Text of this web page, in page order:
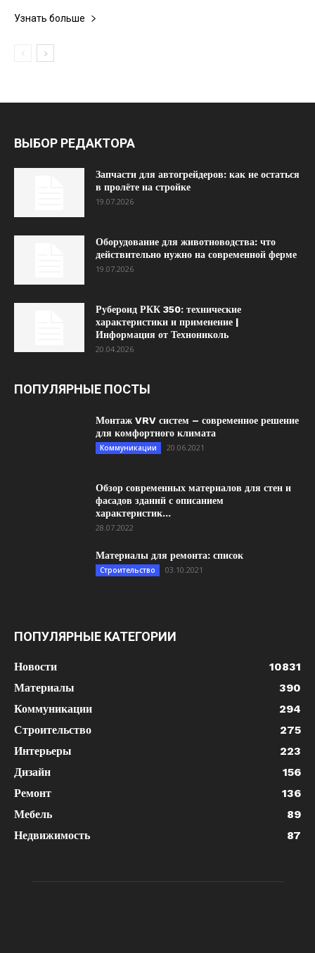
Узнать больше
ВЫБОР РЕДАКТОРА
Запчасти для автогрейдеров: как не остаться
в пролёте на стройке
19.07.2026
Оборудование для животноводства: что
действительно нужно на современной ферме
19.07.2026
Рубероид РКК 350: технические
характеристики и применение |
Информация от Технониколь
20.04.2026
ПОПУЛЯРНЫЕ ПОСТЫ
Монтаж VRV систем – современное решение
для комфортного климата
Коммуникации 20.06.2021
Обзор современных материалов для стен и
фасадов зданий с описанием
характеристик...
28.07.2022
Материалы для ремонта: список
Строительство 03.10.2021
ПОПУЛЯРНЫЕ КАТЕГОРИИ
Новости
10831
Материалы
390
Коммуникации
294
Строительство
275
Интерьеры
223
Дизайн
156
Ремонт
136
Мебель
89
Недвижимость
87